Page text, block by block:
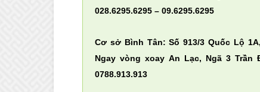
028.6295.6295 – 09.6295.6295
Cơ sở Bình Tân: Số 913/3 Quốc Lộ
Ngay vòng xoay An Lạc, Ngã 3 Trần
0788.913.913